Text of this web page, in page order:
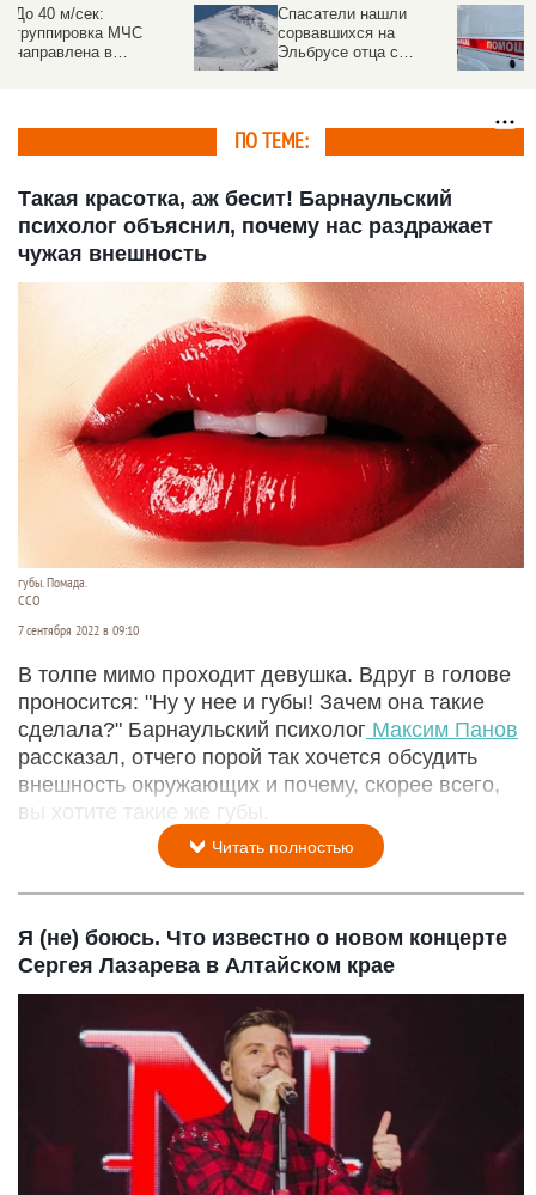
Более 112 тонн ГСМ
пытались незаконно
вывезти из Казахстана
До 40 м/сек:
группировка МЧС
направлена в
пострадавшие от
ПО ТЕМЕ:
Такая красотка, аж бесит! Барнаульский
психолог объяснил, почему нас раздражает
чужая внешность
губы. Помада.
ССО
7 сентября 2022 в 09:10
В толпе мимо проходит девушка. Вдруг в голове
проносится: "Ну у нее и губы! Зачем она такие
сделала?" Барнаульский психолог Максим Панов
рассказал, отчего порой так хочется обсудить
внешность окружающих и почему, скорее всего,
вы хотите такие же губы.
Читать полностью
Я (не) боюсь. Что известно о новом концерте
Сергея Лазарева в Алтайском крае